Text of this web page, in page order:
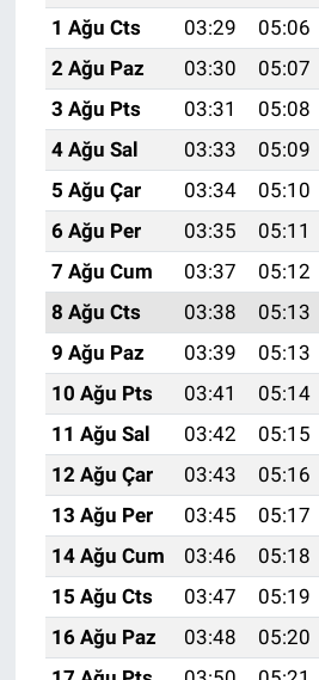
1 Ağu Cts
03:29 05:06
2 Ağu Paz
03:30 05:07
3 Ağu Pts
03:31 05:08
4 Ağu Sal
03:33 05:09
5 Ağu Çar
03:34 05:10
6 Ağu Per
03:35 05:11
7 Ağu Cum
03:37 05:12
8 Ağu Cts
03:38 05:13
9 Ağu Paz
03:39 05:13
10 Ağu Pts
03:41 05:14
11 Ağu Sal
03:42 05:15
12 Ağu Çar
03:43 05:16
13 Ağu Per
03:45 05:17
14 Ağu Cum
03:46 05:18
15 Ağu Cts
03:47 05:19
16 Ağu Paz
03:48 05:20